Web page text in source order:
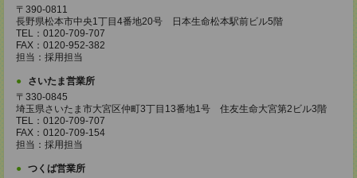
〒390-0811
長野県松本市中央1丁目4番地20号 日本生命松本駅前ビル5階
TEL：0120-709-707
FAX：0120-952-382
担当：採用担当
さいたま営業所
〒330-0845
埼玉県さいたま市大宮区仲町3丁目13番地1号 住友生命大宮第2ビル3階
TEL：0120-709-707
FAX：0120-709-154
担当：採用担当
つくば営業所